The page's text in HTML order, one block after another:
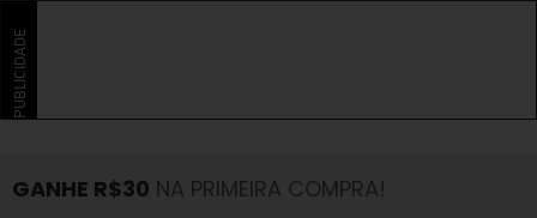
PUBLICIDADE
GANHE R$30 NA PRIMEIRA COMPRA!